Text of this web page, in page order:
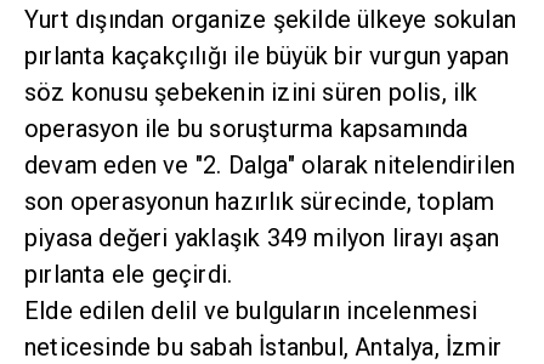
Yurt dışından organize şekilde ülkeye sokulan
pırlanta kaçakçılığı ile büyük bir vurgun yapan
söz konusu şebekenin izini süren polis, ilk
operasyon ile bu soruşturma kapsamında devam
eden ve "2. Dalga" olarak nitelendirilen son
operasyonun hazırlık sürecinde, toplam piyasa
değeri yaklaşık 349 milyon lirayı aşan pırlanta
ele geçirdi.
Elde edilen delil ve bulguların incelenmesi
neticesinde bu sabah İstanbul, Antalya, İzmir ve